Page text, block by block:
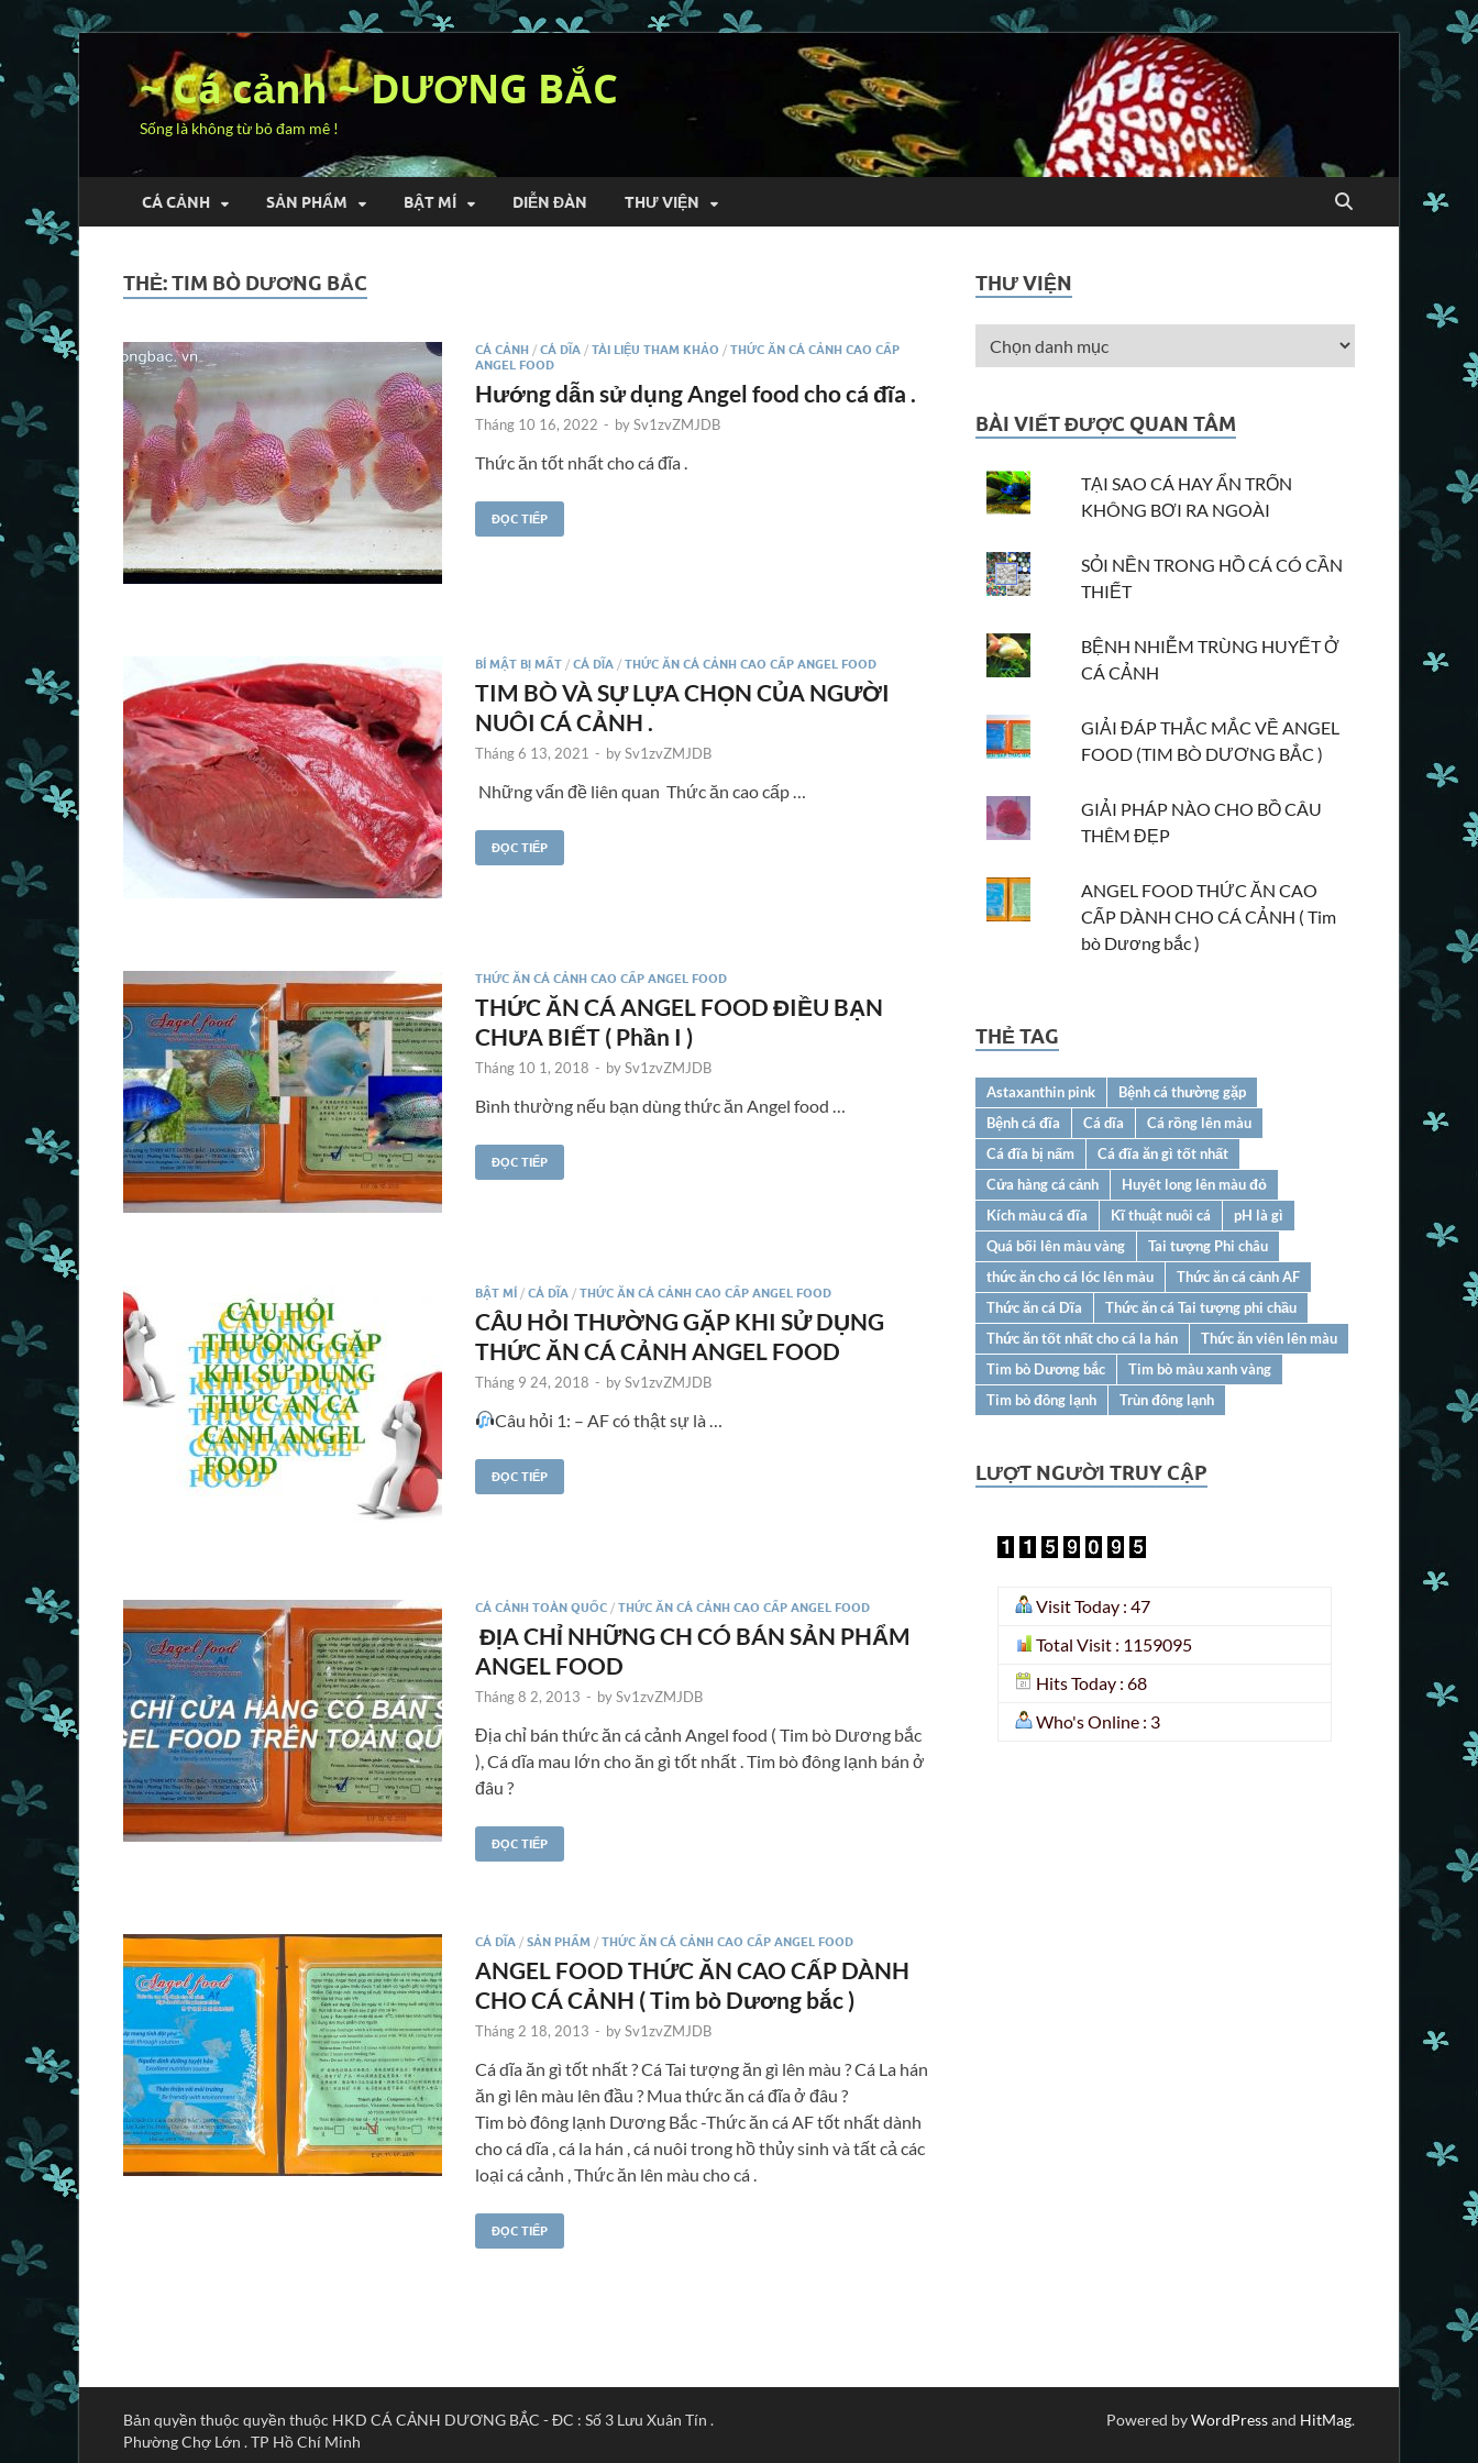
~ Cá cảnh ~ DƯƠNG BẮC
Sống là không từ bỏ đam mê !
CÁ CẢNH SẢN PHẨM BẬT MÍ DIỄN ĐÀN THƯ VIỆN
THẺ:TIM BÒ DƯƠNG BẮC
CÁ CẢNH / CÁ DĨA / TÀI LIỆU THAM KHẢO / THỨC ĂN CÁ CẢNH CAO CẤP
ANGEL FOOD
Hướng dẫn sử dụng Angel food cho cá đĩa .
Tháng 10 16, 2022 - bySv1zvZMJDB
Thức ăn tốt nhất cho cá đĩa .
ĐỌC TIẾP
BÍ MẬT BỊ MẤT / CÁ DĨA / THỨC ĂN CÁ CẢNH CAO CẤP ANGEL FOOD
TIM BÒ VÀ SỰ LỰA CHỌN CỦA NGƯỜI
NUÔI CÁ CẢNH .
Tháng 6 13, 2021 - bySv1zvZMJDB
Những vấn đề liên quan Thức ăn cao cấp …
ĐỌC TIẾP
THỨC ĂN CÁ CẢNH CAO CẤP ANGEL FOOD
THỨC ĂN CÁ ANGEL FOOD ĐIỀU BẠN
CHƯA BIẾT ( Phần I )
Tháng 10 1, 2018 - bySv1zvZMJDB
Bình thường nếu bạn dùng thức ăn Angel food …
ĐỌC TIẾP
BẬT MÍ / CÁ DĨA / THỨC ĂN CÁ CẢNH CAO CẤP ANGEL FOOD
CÂU HỎI THƯỜNG GẶP KHI SỬ DỤNG
THỨC ĂN CÁ CẢNH ANGEL FOOD
Tháng 9 24, 2018 - bySv1zvZMJDB
Câu hỏi 1: – AF có thật sự là …
ĐỌC TIẾP
CÁ CẢNH TOÀN QUỐC / THỨC ĂN CÁ CẢNH CAO CẤP ANGEL FOOD
ĐỊA CHỈ NHỮNG CH CÓ BÁN SẢN PHẨM
ANGEL FOOD
Tháng 8 2, 2013 - bySv1zvZMJDB
Địa chỉ bán thức ăn cá cảnh Angel food ( Tim bò Dương bắc
), Cá dĩa mau lớn cho ăn gì tốt nhất . Tim bò đông lạnh bán ở
đâu ?
ĐỌC TIẾP
CÁ DĨA / SẢN PHẨM / THỨC ĂN CÁ CẢNH CAO CẤP ANGEL FOOD
ANGEL FOOD THỨC ĂN CAO CẤP DÀNH
CHO CÁ CẢNH ( Tim bò Dương bắc )
Tháng 2 18, 2013 - bySv1zvZMJDB
Cá dĩa ăn gì tốt nhất ? Cá Tai tượng ăn gì lên màu ? Cá La hán
ăn gì lên màu lên đầu ? Mua thức ăn cá đĩa ở đâu ?
Tim bò đông lạnh Dương Bắc -Thức ăn cá AF tốt nhất dành
cho cá dĩa , cá la hán , cá nuôi trong hồ thủy sinh và tất cả các
loại cá cảnh , Thức ăn lên màu cho cá .
ĐỌC TIẾP
THƯ VIỆN
BÀI VIẾT ĐƯỢC QUAN TÂM
TẠI SAO CÁ HAY ẨN TRỐN
KHÔNG BƠI RA NGOÀI
SỎI NỀN TRONG HỒ CÁ CÓ CẦN
THIẾT
BỆNH NHIỄM TRÙNG HUYẾT Ở
CÁ CẢNH
GIẢI ĐÁP THẮC MẮC VỀ ANGEL
FOOD (TIM BÒ DƯƠNG BẮC )
GIẢI PHÁP NÀO CHO BỒ CÂU
THÊM ĐẸP
ANGEL FOOD THỨC ĂN CAO
CẤP DÀNH CHO CÁ CẢNH ( Tim
bò Dương bắc )
THẺ TAG
Astaxanthin pink
Bệnh cá thường gặp
Bệnh cá đĩa
Cá dĩa
Cá rồng lên màu
Cá đĩa bị nấm
Cá đĩa ăn gì tốt nhất
Cửa hàng cá cảnh
Huyêt long lên màu đỏ
Kích màu cá đĩa
Kĩ thuật nuôi cá
pH là gì
Quá bối lên màu vàng
Tai tượng Phi châu
thức ăn cho cá lóc lên màu
Thức ăn cá cảnh AF
Thức ăn cá Dĩa
Thức ăn cá Tai tượng phi chầu
Thức ăn tốt nhất cho cá la hán
Thức ăn viên lên màu
Tim bò Dương bắc
Tim bò màu xanh vàng
Tim bò đông lạnh
Trùn đông lạnh
LƯỢT NGƯỜI TRUY CẬP
Visit Today : 47
Total Visit : 1159095
Hits Today : 68
Who's Online : 3
Bản quyền thuộc quyền thuộc HKD CÁ CẢNH DƯƠNG BẮC - ĐC : Số 3 Lưu Xuân Tín .
Phường Chợ Lớn . TP Hồ Chí Minh
Powered byWordPressand HitMag.